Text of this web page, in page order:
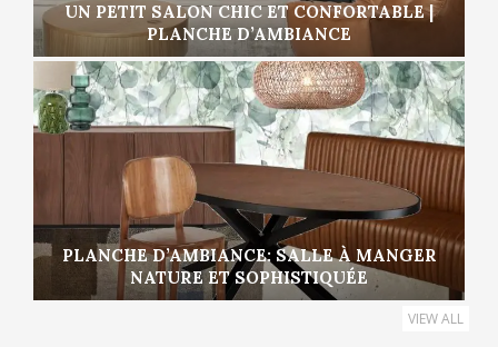
UN PETIT SALON CHIC ET CONFORTABLE |
PLANCHE D’AMBIANCE
PLANCHE D’AMBIANCE: SALLE À MANGER
NATURE ET SOPHISTIQUÉE
VIEW ALL